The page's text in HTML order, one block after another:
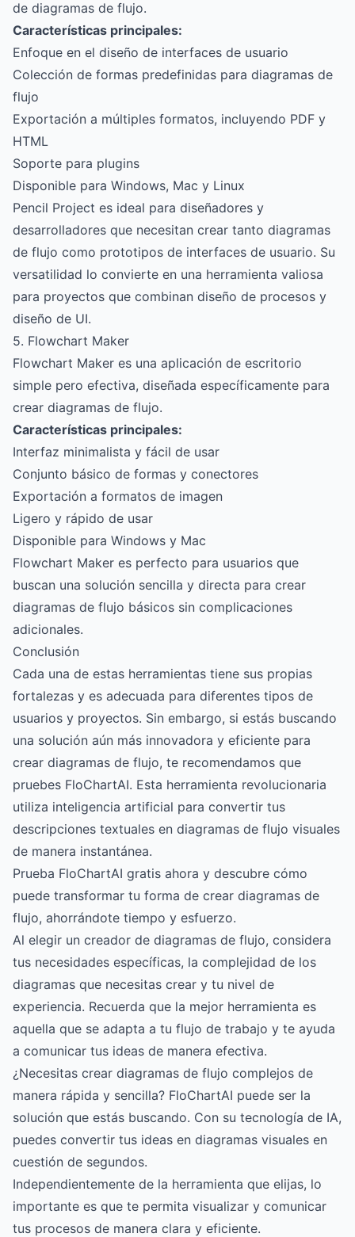
de diagramas de flujo.
Características principales:
Enfoque en el diseño de interfaces de usuario
Colección de formas predefinidas para diagramas de
flujo
Exportación a múltiples formatos, incluyendo PDF y
HTML
Soporte para plugins
Disponible para Windows, Mac y Linux
Pencil Project es ideal para diseñadores y
desarrolladores que necesitan crear tanto diagramas
de flujo como prototipos de interfaces de usuario. Su
versatilidad lo convierte en una herramienta valiosa
para proyectos que combinan diseño de procesos y
diseño de UI.
5. Flowchart Maker
Flowchart Maker es una aplicación de escritorio
simple pero efectiva, diseñada específicamente para
crear diagramas de flujo.
Características principales:
Interfaz minimalista y fácil de usar
Conjunto básico de formas y conectores
Exportación a formatos de imagen
Ligero y rápido de usar
Disponible para Windows y Mac
Flowchart Maker es perfecto para usuarios que
buscan una solución sencilla y directa para crear
diagramas de flujo básicos sin complicaciones
adicionales.
Conclusión
Cada una de estas herramientas tiene sus propias
fortalezas y es adecuada para diferentes tipos de
usuarios y proyectos. Sin embargo, si estás buscando
una solución aún más innovadora y eficiente para
crear diagramas de flujo, te recomendamos que
pruebes FloChartAI. Esta herramienta revolucionaria
utiliza inteligencia artificial para convertir tus
descripciones textuales en diagramas de flujo visuales
de manera instantánea.
Prueba FloChartAI gratis ahora y descubre cómo
puede transformar tu forma de crear diagramas de
flujo, ahorrándote tiempo y esfuerzo.
Al elegir un creador de diagramas de flujo, considera
tus necesidades específicas, la complejidad de los
diagramas que necesitas crear y tu nivel de
experiencia. Recuerda que la mejor herramienta es
aquella que se adapta a tu flujo de trabajo y te ayuda
a comunicar tus ideas de manera efectiva.
¿Necesitas crear diagramas de flujo complejos de
manera rápida y sencilla? FloChartAI puede ser la
solución que estás buscando. Con su tecnología de IA,
puedes convertir tus ideas en diagramas visuales en
cuestión de segundos.
Independientemente de la herramienta que elijas, lo
importante es que te permita visualizar y comunicar
tus procesos de manera clara y eficiente.